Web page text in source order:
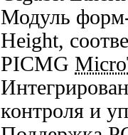
Модуль
Height,
PICMG
контроля и